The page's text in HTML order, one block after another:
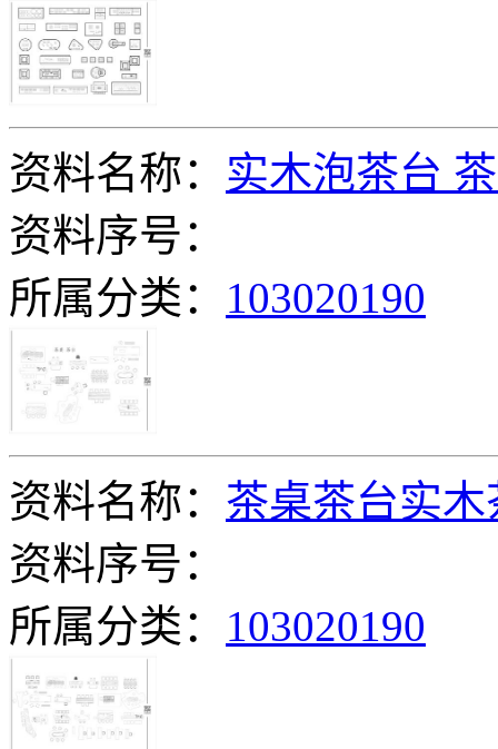
资料名称： 实木泡茶台
资料序号：
所属分类： 103020190
资料名称： 茶桌茶台实
资料序号：
所属分类： 103020190